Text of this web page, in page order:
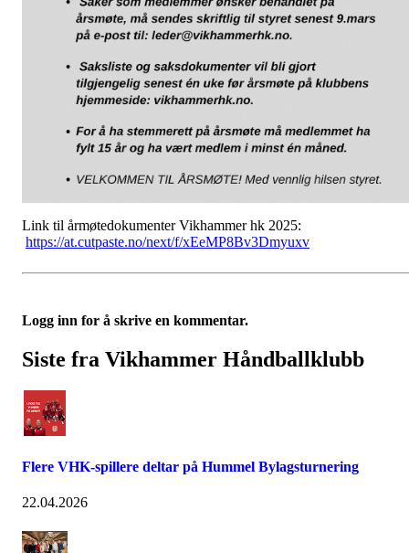
Link til årmøtedokumenter Vikhammer hk 2025:
https://at.cutpaste.no/next/f/xEeMP8Bv3Dmyuxv
Logg inn for å skrive en kommentar.
Siste fra Vikhammer Håndballklubb
Flere VHK-spillere deltar på Hummel Bylagsturnering
22.04.2026